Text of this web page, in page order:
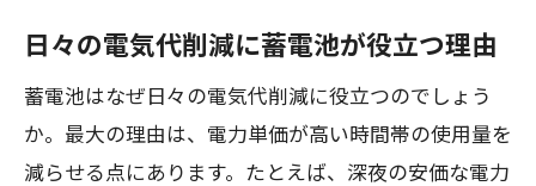
補助金戦略
家計を守るための電気代見直しと補助金
併用術
補助金活用が家計と電気代に与える影響
日々の電気代削減に蓄電池が役立つ理由
蓄電池はなぜ日々の電気代削減に役立つのでしょう
か。最大の理由は、電力単価が高い時間帯の使用量を
減らせる点にあります。たとえば、深夜の安価な電力